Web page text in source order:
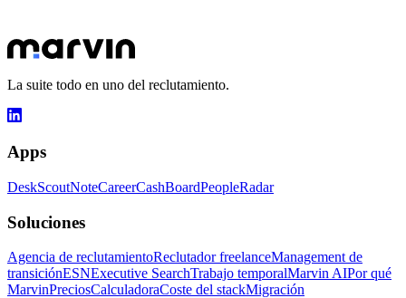
Reservar una cita
La suite todo en uno del reclutamiento.
Apps
DeskScoutNoteCareerCashBoardPeopleRadar
Soluciones
Agencia de reclutamientoReclutador freelanceManagement de
transiciónESNExecutive SearchTrabajo temporalMarvin AIPor qué
MarvinPreciosCalculadoraCoste del stackMigración